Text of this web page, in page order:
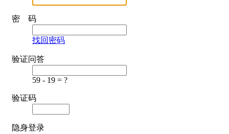
密 码
找回密码
验证问答
59 - 19 = ?
验证码
隐身登录